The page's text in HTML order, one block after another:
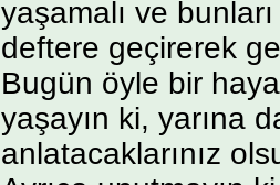
yaşamalı ve bunları
deftere geçirerek
Bugün öyle bir
yaşayın ki, yarına
anlatacaklarınız